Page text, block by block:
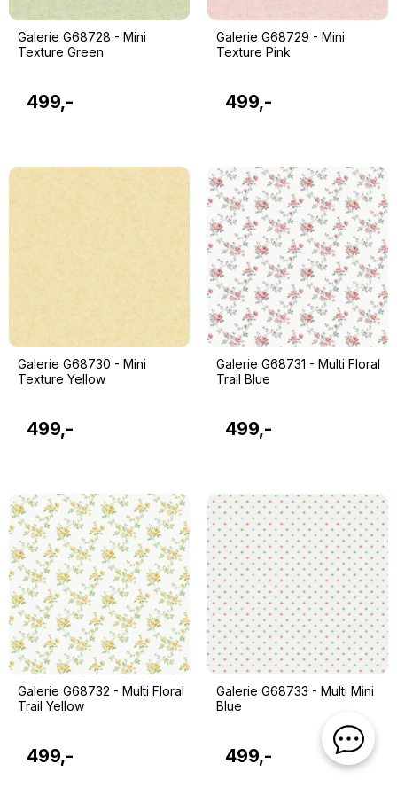
Galerie G68728 - Mini
Texture Green
499,-
Galerie G68729 - Mini
Texture Pink
499,-
Galerie G68730 - Mini
Texture Yellow
499,-
Galerie G68731 - Multi Floral
Trail Blue
499,-
Galerie G68732 - Multi Floral
Trail Yellow
499,-
Galerie G68733 - Multi Mini
Blue
499,-